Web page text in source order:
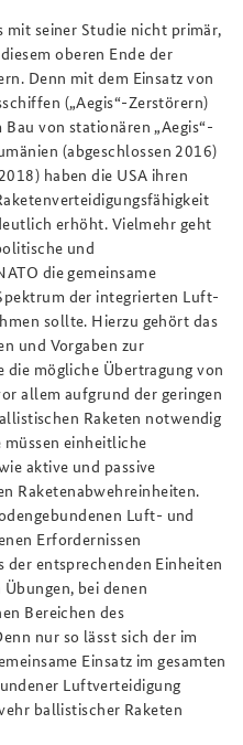
mit seiner Studie nicht primär,
oberen Ende der
Denn mit dem Einsatz von
(„Aegis“-Zerstörern)
von stationären „Aegis“-
(abgeschlossen 2016)
haben die USA ihren
erhöht. Vielmehr geht
und
die gemeinsame
der integrierten Luft-
sollte. Hierzu gehört das
und Vorgaben zur
mögliche Übertragung von
allem aufgrund der geringen
Raketen notwendig
einheitliche
aktive und passive
Raketenabwehreinheiten.
Luft- und
Erfordernissen
der entsprechenden Einheiten
bei denen
Bereichen des
nur so lässt sich der im
Einsatz im gesamten
Luftverteidigung
ballistischer Raketen